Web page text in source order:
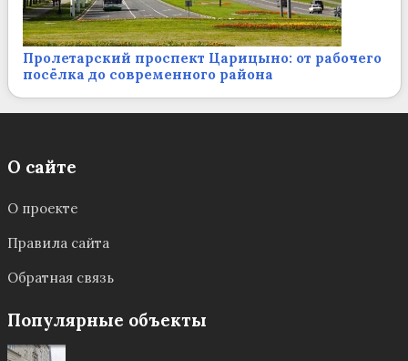
Пролетарский проспект Царицыно: от рабочего
посёлка до современного района
О сайте
О проекте
Правила сайта
Обратная связь
Популярные объекты